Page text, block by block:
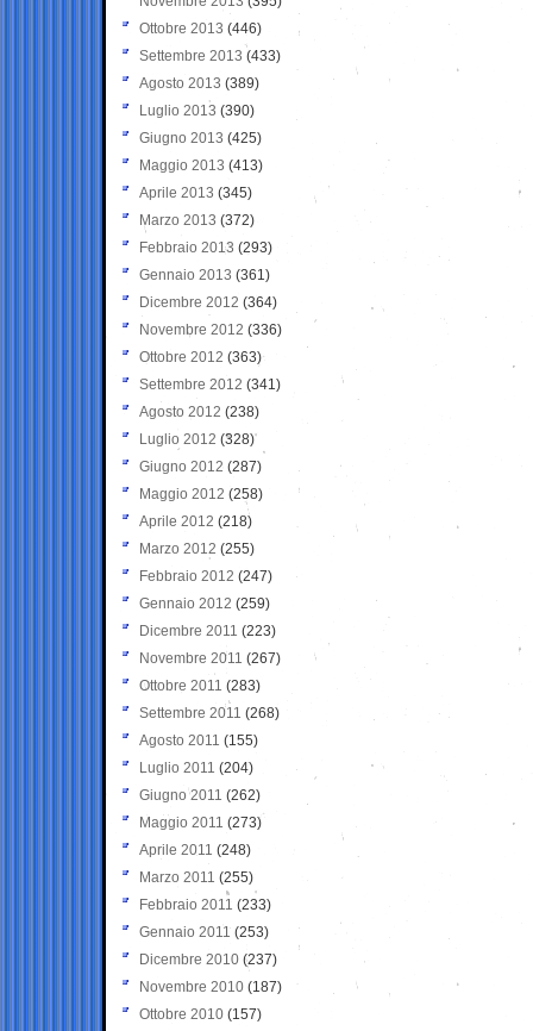
Ottobre 2013 (446)
Settembre 2013 (433)
Agosto 2013 (389)
Luglio 2013 (390)
Giugno 2013 (425)
Maggio 2013 (413)
Aprile 2013 (345)
Marzo 2013 (372)
Febbraio 2013 (293)
Gennaio 2013 (361)
Dicembre 2012 (364)
Novembre 2012 (336)
Ottobre 2012 (363)
Settembre 2012 (341)
Agosto 2012 (238)
Luglio 2012 (328)
Giugno 2012 (287)
Maggio 2012 (258)
Aprile 2012 (218)
Marzo 2012 (255)
Febbraio 2012 (247)
Gennaio 2012 (259)
Dicembre 2011 (223)
Novembre 2011 (267)
Ottobre 2011 (283)
Settembre 2011 (268)
Agosto 2011 (155)
Luglio 2011 (204)
Giugno 2011 (262)
Maggio 2011 (273)
Aprile 2011 (248)
Marzo 2011 (255)
Febbraio 2011 (233)
Gennaio 2011 (253)
Dicembre 2010 (237)
Novembre 2010 (187)
Ottobre 2010 (157)